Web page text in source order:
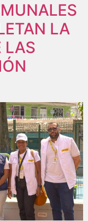
LA
LAS